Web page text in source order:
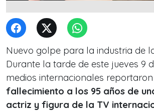
Nuevo golpe para la industria de
Durante la tarde de este jueves 9
medios internacionales
fallecimiento a los 95 años de
actriz y figura de la TV